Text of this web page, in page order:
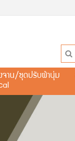
จาน/ชุดปรับผ้านุ่ม